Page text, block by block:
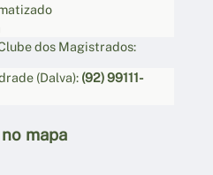
dos Magistrados:
(Dalva): (92) 99111-
mapa